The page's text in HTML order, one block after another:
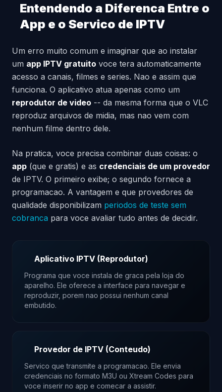
Entendendo a Diferenca Entre o
App e o Servico de IPTV
Um erro muito comum e imaginar que ao instalar
um app IPTV gratuito voce tera automaticamente
acesso a canais, filmes e series. Nao e assim que
funciona. O aplicativo atua apenas como um
reprodutor de video -- da mesma forma que o VLC
reproduz arquivos de midia, mas nao vem com
nenhum filme dentro dele.
Na pratica, voce precisa combinar duas coisas: o
app (que e gratis) e as credenciais de um provedor
de IPTV. O primeiro exibe; o segundo fornece a
programacao. A vantagem e que provedores de
qualidade disponibilizam periodos de teste sem
cobranca para voce avaliar tudo antes de decidir.
Aplicativo IPTV (Reprodutor)
Programa que voce instala de graca pela loja do
aparelho. Ele oferece a interface para navegar e
reproduzir, porem nao possui nenhum canal
embutido.
Provedor de IPTV (Conteudo)
Servico que transmite a programacao. Ele envia
credenciais no formato M3U ou Xtream Codes para
voce inserir no app e comecar a assistir.